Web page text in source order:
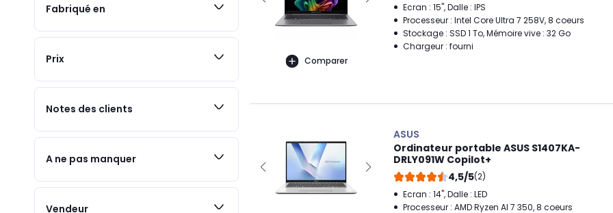
Fabriqué en
Prix
Notes des clients
A ne pas manquer
Vendeur
Comparer
Ecran : 15", Dalle : IPS
Processeur : Intel Core Ultra 7 258V, 8 coeurs
Stockage : SSD 1 To, Mémoire vive : 32 Go
Chargeur : fourni
ASUS
Ordinateur portable ASUS S1407KA-
DRLY091W Copilot+
4,5/5(2)
Ecran : 14", Dalle : LED
Processeur : AMD Ryzen AI 7 350, 8 coeurs